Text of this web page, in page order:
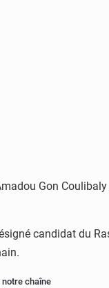
Gon
candidat du
chaîne